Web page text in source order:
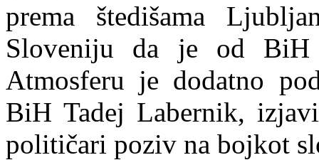
prema štedišama
Sloveniju da je od BiH
Atmosferu je dodatno
BiH Tadej Labernik,
političari poziv na bojkot